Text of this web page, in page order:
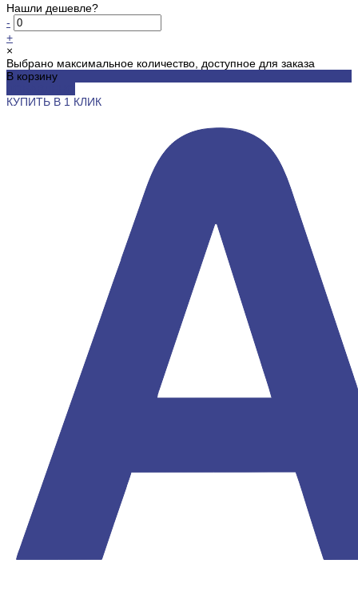
Нашли дешевле?
-
+
×
Выбрано максимальное количество, доступное для заказа
В корзину
КУПИТЬ В 1 КЛИК